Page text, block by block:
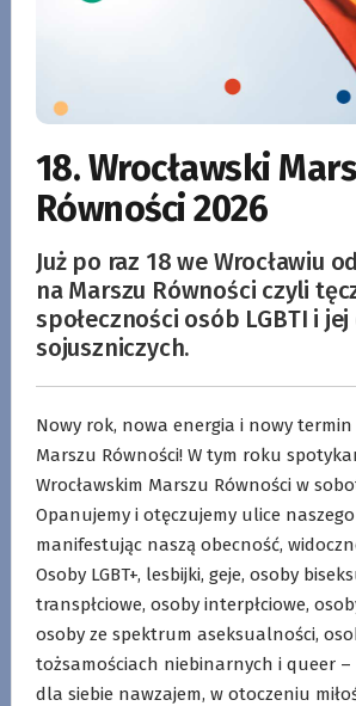
18. Wrocławski
Równości 2026
Już po raz 18 we Wrocławiu
na Marszu Równości czyli
społeczności osób LGBTI i
sojuszniczych.
Nowy rok, nowa energia i nowy termin
Marszu Równości! W tym roku
Wrocławskim Marszu Równości w
Opanujemy i otęczujemy ulice
manifestując naszą obecność,
Osoby LGBT+, lesbijki, geje, osoby
transpłciowe, osoby interpłciowe,
osoby ze spektrum aseksualności,
tożsamościach niebinarnych i queer –
dla siebie nawzajem, w otoczeniu